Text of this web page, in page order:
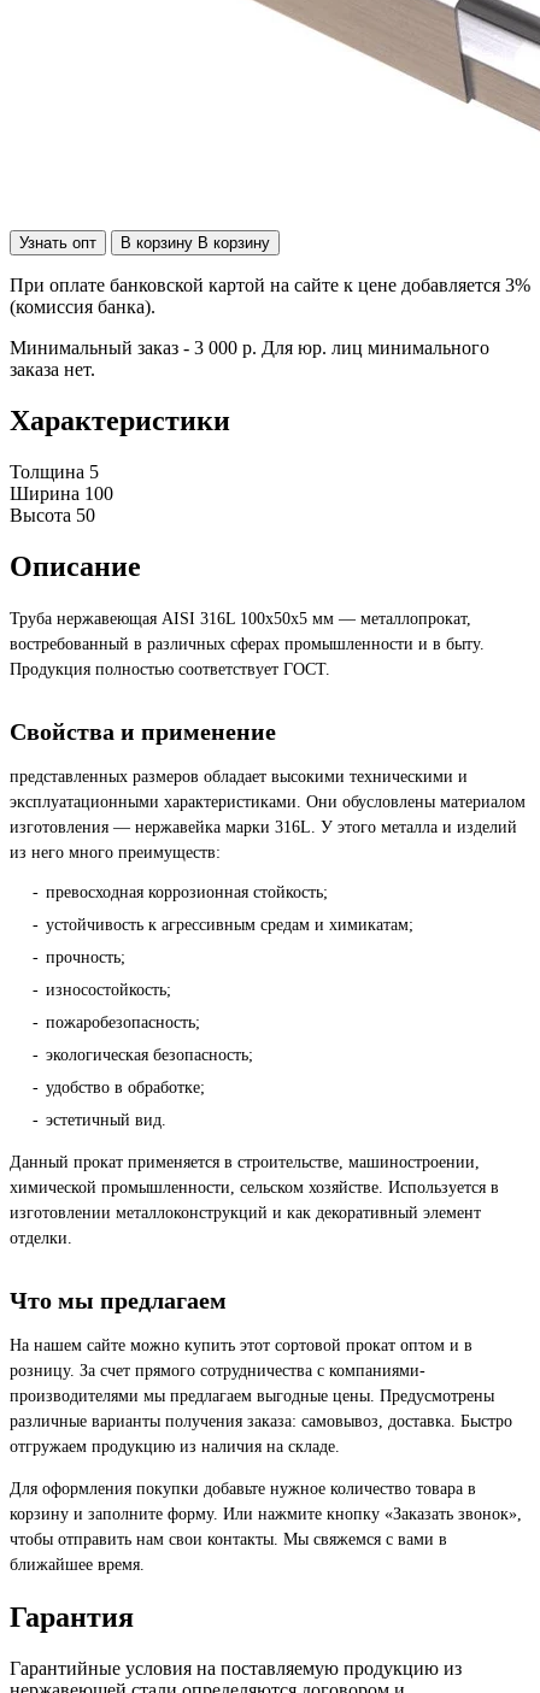
Узнать опт В корзину В корзину
При оплате банковской картой на сайте к цене добавляется 3%
(комиссия банка).
Минимальный заказ - 3 000 р. Для юр. лиц минимального
заказа нет.
Характеристики
Толщина 5
Ширина 100
Высота 50
Описание
Труба нержавеющая AISI 316L 100х50х5 мм — металлопрокат,
востребованный в различных сферах промышленности и в быту.
Продукция полностью соответствует ГОСТ.
Свойства и применение
представленных размеров обладает высокими техническими и
эксплуатационными характеристиками. Они обусловлены материалом
изготовления — нержавейка марки 316L. У этого металла и изделий
из него много преимуществ:
превосходная коррозионная стойкость;
устойчивость к агрессивным средам и химикатам;
прочность;
износостойкость;
пожаробезопасность;
экологическая безопасность;
удобство в обработке;
эстетичный вид.
Данный прокат применяется в строительстве, машиностроении,
химической промышленности, сельском хозяйстве. Используется в
изготовлении металлоконструкций и как декоративный элемент
отделки.
Что мы предлагаем
На нашем сайте можно купить этот сортовой прокат оптом и в
розницу. За счет прямого сотрудничества с компаниями-
производителями мы предлагаем выгодные цены. Предусмотрены
различные варианты получения заказа: самовывоз, доставка. Быстро
отгружаем продукцию из наличия на складе.
Для оформления покупки добавьте нужное количество товара в
корзину и заполните форму. Или нажмите кнопку «Заказать звонок»,
чтобы отправить нам свои контакты. Мы свяжемся с вами в
ближайшее время.
Гарантия
Гарантийные условия на поставляемую продукцию из